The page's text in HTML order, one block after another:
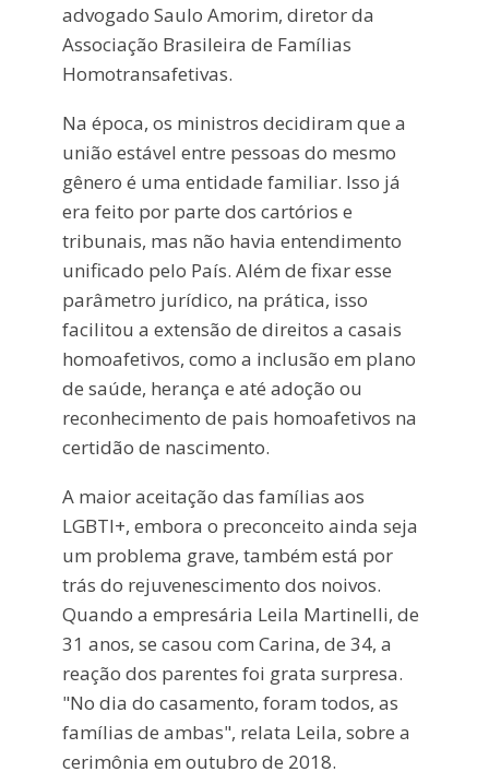
advogado Saulo Amorim, diretor da
Associação Brasileira de Famílias
Homotransafetivas.
Na época, os ministros decidiram que a
união estável entre pessoas do mesmo
gênero é uma entidade familiar. Isso já
era feito por parte dos cartórios e
tribunais, mas não havia entendimento
unificado pelo País. Além de fixar esse
parâmetro jurídico, na prática, isso
facilitou a extensão de direitos a casais
homoafetivos, como a inclusão em plano
de saúde, herança e até adoção ou
reconhecimento de pais homoafetivos na
certidão de nascimento.
A maior aceitação das famílias aos
LGBTI+, embora o preconceito ainda seja
um problema grave, também está por
trás do rejuvenescimento dos noivos.
Quando a empresária Leila Martinelli, de
31 anos, se casou com Carina, de 34, a
reação dos parentes foi grata surpresa.
"No dia do casamento, foram todos, as
famílias de ambas", relata Leila, sobre a
cerimônia em outubro de 2018.